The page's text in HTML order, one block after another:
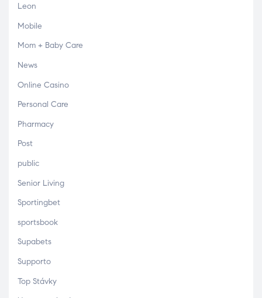
Leon
Mobile
Mom + Baby Care
News
Online Casino
Personal Care
Pharmacy
Post
public
Senior Living
Sportingbet
sportsbook
Supabets
Supporto
Top Stávky